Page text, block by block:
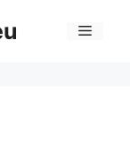
Menu